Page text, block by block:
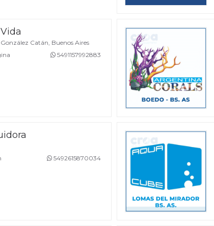
Catán, Buenos Aires
5491157992883
5492615870034